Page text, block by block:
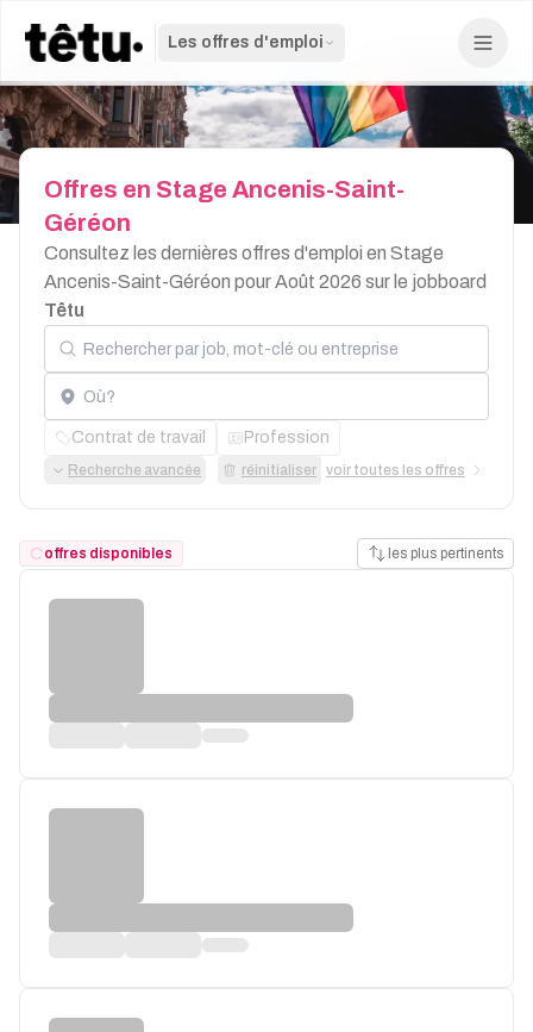
Les offres d'emploi
Offres en Stage Ancenis-Saint-
Géréon
Consultez les dernières offres d'emploi en Stage
Ancenis-Saint-Géréon pour Août 2026 sur le jobboard
Têtu
Rechercher par job, mot-clé ou entreprise
Localisation
Contrat de travail Profession
Recherche avancée réinitialiser voir toutes les offres
offres disponibles les plus pertinents